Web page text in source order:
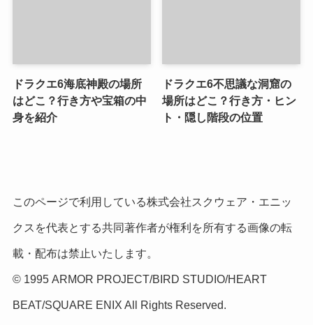
ドラクエ6海底神殿の場所
はどこ？行き方や宝箱の中
身を紹介
ドラクエ6不思議な洞窟の
場所はどこ？行き方・ヒン
ト・隠し階段の位置
このページで利用している株式会社スクウェア・エニッ
クスを代表とする共同著作者が権利を所有する画像の転
載・配布は禁止いたします。
© 1995 ARMOR PROJECT/BIRD STUDIO/HEART
BEAT/SQUARE ENIX All Rights Reserved.